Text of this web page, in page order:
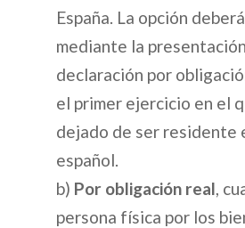
España. La opción
mediante la
declaración por
el primer ejercicio en el
dejado de ser
español.
b) Por obligación real,
persona física por los